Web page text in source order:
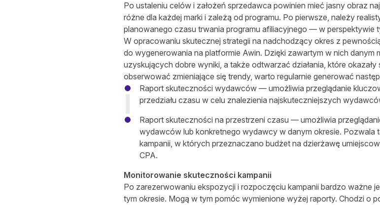
Po ustaleniu celów i założeń sprzedawca powinien mieć jasny obraz
różne dla każdej marki i zależą od programu. Po pierwsze, należy
planowanego czasu trwania programu afiliacyjnego — w perspektywie
W opracowaniu skutecznej strategii na nadchodzący okres z
do wygenerowania na platformie Awin. Dzięki zawartym w nich
uzyskujących dobre wyniki, a także odtwarzać działania, które
obserwować zmieniające się trendy, warto regularnie generować
Raport skuteczności wydawców — umożliwia przeglądanie
przedziału czasu w celu znalezienia najskuteczniejszych
Raport skuteczności na przestrzeni czasu — umożliwia
wydawców lub konkretnego wydawcy w danym okresie. Pozwala
kampanii, w których przeznaczano budżet na dzierżawę
CPA.
Monitorowanie skuteczności kampanii
Po zarezerwowaniu ekspozycji i rozpoczęciu kampanii bardzo ważne
tym okresie. Mogą w tym pomóc wymienione wyżej raporty. Chodzi o